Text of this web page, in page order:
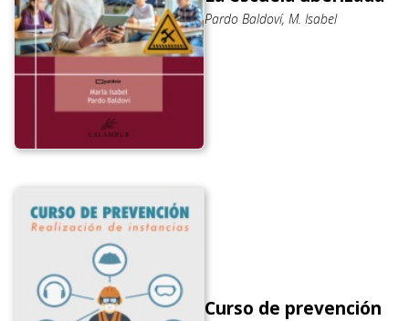
Pardo Baldoví, M. Isabel
Curso de prevención